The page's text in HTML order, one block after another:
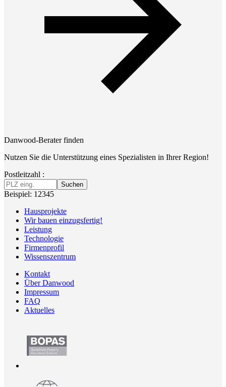
Danwood-Berater finden
Nutzen Sie die Unterstützung eines Spezialisten in Ihrer Region!
Postleitzahl :
Suchen
Beispiel: 12345
Hausprojekte
Wir bauen einzugsfertig!
Leistung
Technologie
Firmenprofil
Wissenszentrum
Kontakt
Über Danwood
Impressum
FAQ
Aktuelles